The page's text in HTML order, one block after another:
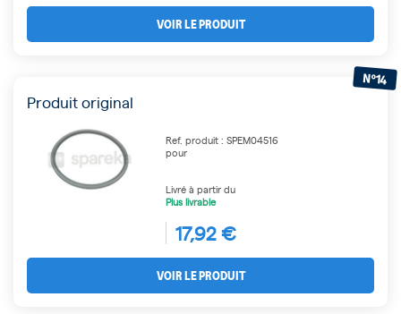
VOIR LE PRODUIT
Produit original
N°14
Ref. produit : SPEM04516
pour
Livré à partir du
Plus livrable
17,92 €
VOIR LE PRODUIT